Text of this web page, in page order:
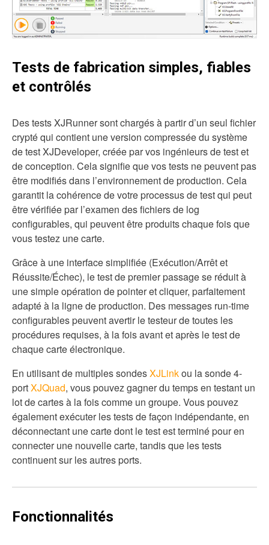
Tests de fabrication simples, fiables
et contrôlés
Des tests XJRunner sont chargés à partir d’un seul fichier
crypté qui contient une version compressée du système
de test XJDeveloper, créée par vos ingénieurs de test et
de conception. Cela signifie que vos tests ne peuvent pas
être modifiés dans l’environnement de production. Cela
garantit la cohérence de votre processus de test qui peut
être vérifiée par l’examen des fichiers de log
configurables, qui peuvent être produits chaque fois que
vous testez une carte.
Grâce à une interface simplifiée (Exécution/Arrêt et
Réussite/Échec), le test de premier passage se réduit à
une simple opération de pointer et cliquer, parfaitement
adapté à la ligne de production. Des messages run-time
configurables peuvent avertir le testeur de toutes les
procédures requises, à la fois avant et après le test de
chaque carte électronique.
En utilisant de multiples sondesXJLinkou la sonde 4-
portXJQuad, vous pouvez gagner du temps en testant un
lot de cartes à la fois comme un groupe. Vous pouvez
également exécuter les tests de façon indépendante, en
déconnectant une carte dont le test est terminé pour en
connecter une nouvelle carte, tandis que les tests
continuent sur les autres ports.
Fonctionnalités